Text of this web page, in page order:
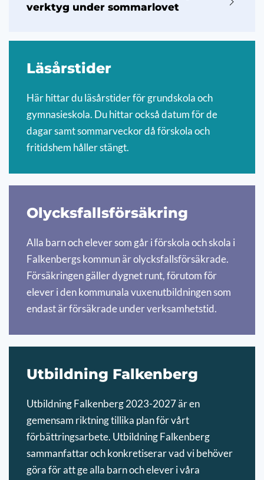
verktyg under sommarlovet
Läsårstider
Här hittar du läsårstider för grundskola och
gymnasieskola. Du hittar också datum för de
dagar samt sommarveckor då förskola och
fritidshem håller stängt.
Olycksfallsförsäkring
Alla barn och elever som går i förskola och skola i
Falkenbergs kommun är olycksfallsförsäkrade.
Försäkringen gäller dygnet runt, förutom för
elever i den kommunala vuxenutbildningen som
endast är försäkrade under verksamhetstid.
Utbildning Falkenberg
Utbildning Falkenberg 2023-2027 är en
gemensam riktning tillika plan för vårt
förbättringsarbete. Utbildning Falkenberg
sammanfattar och konkretiserar vad vi behöver
göra för att ge alla barn och elever i våra